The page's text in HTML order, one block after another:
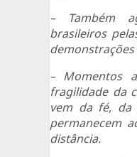
– Também
brasileiros
– Momentos
fragilidade da
vem da fé, da
permanecem
distância.